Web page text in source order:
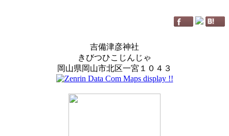
吉備津彦神社
きびつひこじんじゃ
岡山県岡山市北区一宮１０４３